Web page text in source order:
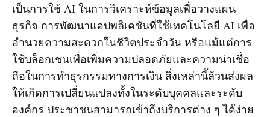
เป็นการใช้ AI ในการวิเคราะห์ข้อมูลเพื่อวางแผน
ธุรกิจ การพัฒนาแอปพลิเคชันที่ใช้เทคโนโลยี AI เพื่อ
อำนวยความสะดวกในชีวิตประจำวัน หรือแม้แต่การ
ใช้บล็อกเชนเพื่อเพิ่มความปลอดภัยและความน่าเชื่อ
ถือในการทำธุรกรรมทางการเงิน สิ่งเหล่านี้ล้วนส่งผล
ให้เกิดการเปลี่ยนแปลงทั้งในระดับบุคคลและระดับ
องค์กร ประชาชนสามารถเข้าถึงบริการต่าง ๆ ได้ง่าย